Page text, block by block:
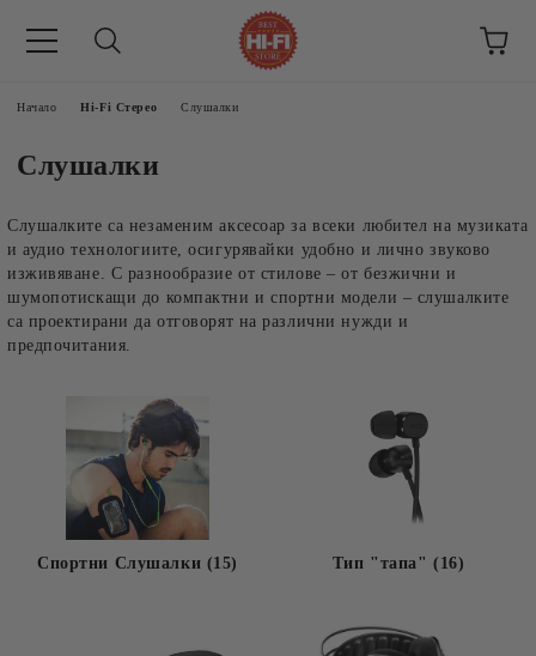
Начало Hi-Fi Стерео Слушалки
Слушалки
Слушалките са незаменим аксесоар за всеки любител на музиката
и аудио технологиите, осигурявайки удобно и лично звуково
изживяване. С разнообразие от стилове – от безжични и
шумопотискащи до компактни и спортни модели – слушалките
са проектирани да отговорят на различни нужди и
предпочитания.
Спортни Слушалки (15) Тип "тапа" (16)